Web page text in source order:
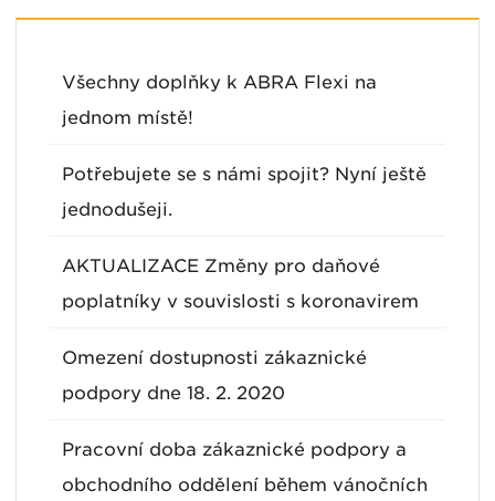
Všechny doplňky k ABRA Flexi na
jednom místě!
Potřebujete se s námi spojit? Nyní ještě
jednodušeji.
AKTUALIZACE Změny pro daňové
poplatníky v souvislosti s koronavirem
Omezení dostupnosti zákaznické
podpory dne 18. 2. 2020
Pracovní doba zákaznické podpory a
obchodního oddělení během vánočních